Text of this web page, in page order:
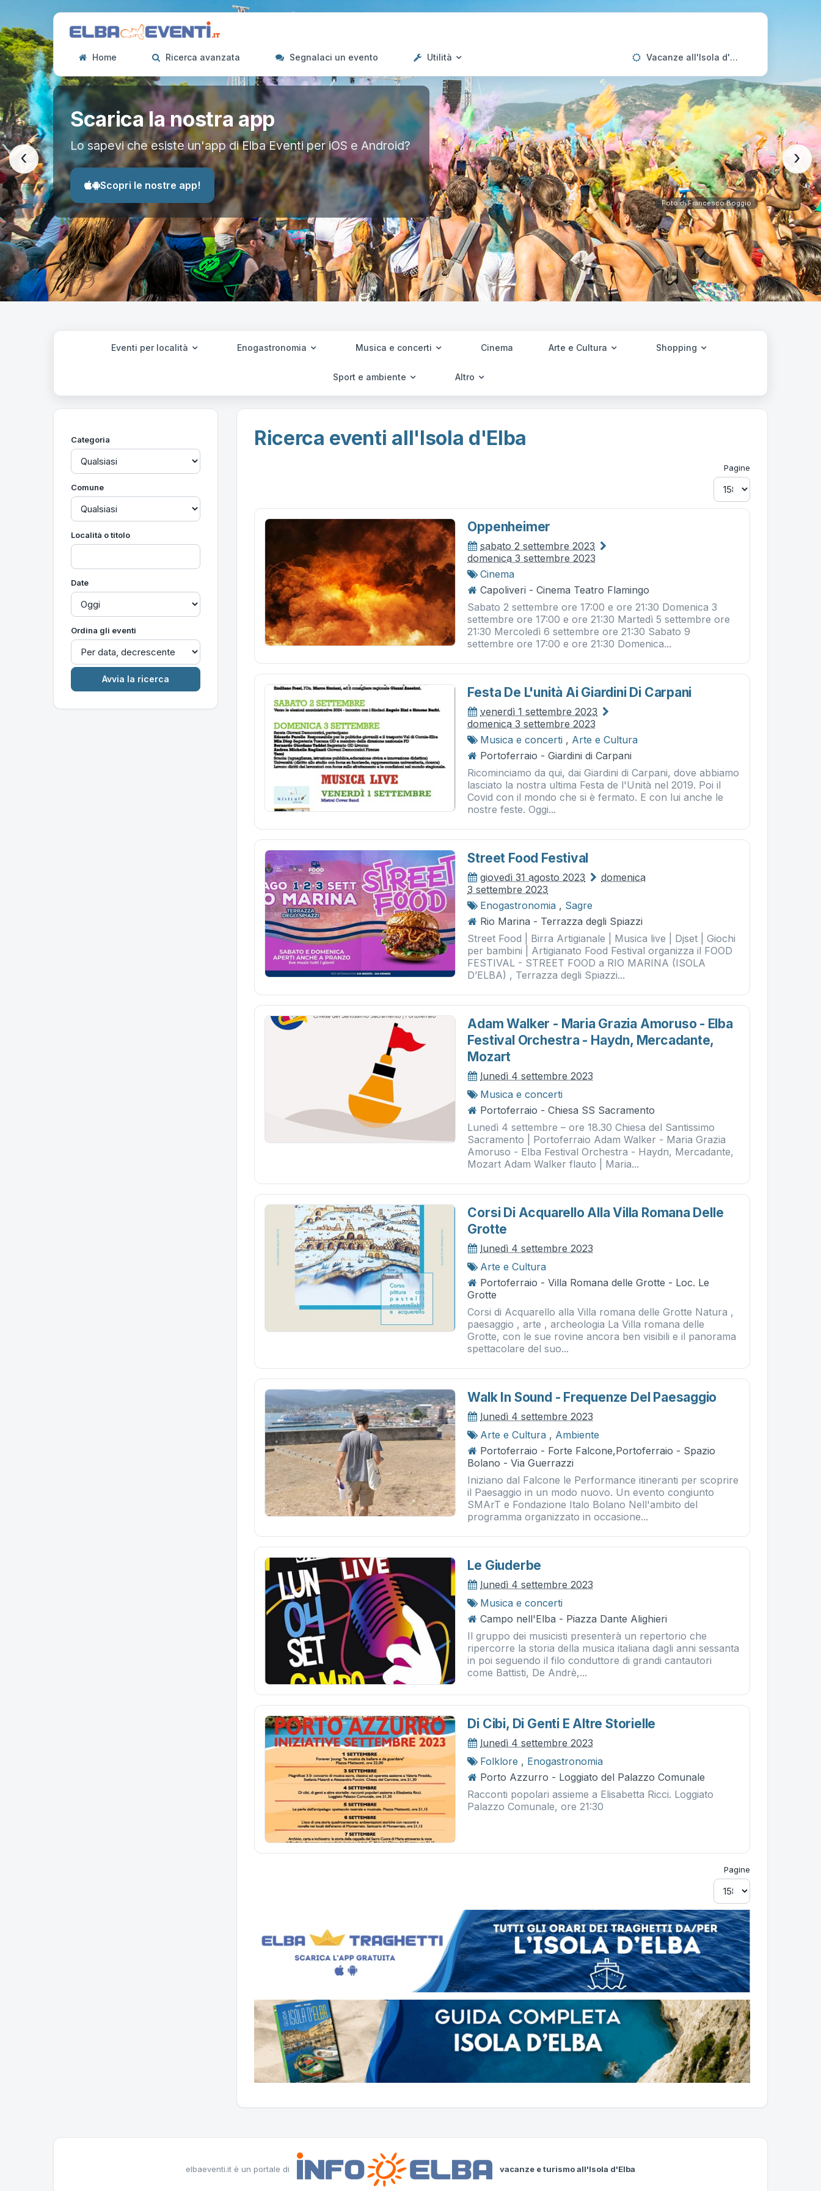
Home Ricerca avanzata Segnalaci un evento Utilità Vacanze all'Isola d'Elba
Scarica la nostra app
Lo sapevi che esiste un'app di Elba Eventi per iOS e Android?
Scopri le nostre app!
Foto di Francesco Boggio
‹ ›
Eventi per località Enogastronomia Musica e concerti Cinema Arte e Cultura Shopping
Sport e ambiente Altro
Categoria
Comune
Località o titolo
Date
Ordina gli eventi
Ricerca eventi all'Isola d'Elba
Pagine
Oppenheimer
sabato 2 settembre 2023
domenica 3 settembre 2023
Cinema
Capoliveri - Cinema Teatro Flamingo
Sabato 2 settembre ore 17:00 e ore 21:30 Domenica 3
settembre ore 17:00 e ore 21:30 Martedì 5 settembre ore
21:30 Mercoledì 6 settembre ore 21:30 Sabato 9
settembre ore 17:00 e ore 21:30 Domenica...
Festa De L'unità Ai Giardini Di Carpani
venerdì 1 settembre 2023
domenica 3 settembre 2023
Musica e concerti , Arte e Cultura
Portoferraio - Giardini di Carpani
Ricominciamo da qui, dai Giardini di Carpani, dove abbiamo
lasciato la nostra ultima Festa de l'Unità nel 2019. Poi il
Covid con il mondo che si è fermato. E con lui anche le
nostre feste. Oggi...
Street Food Festival
giovedì 31 agosto 2023
domenica
3 settembre 2023
Enogastronomia , Sagre
Rio Marina - Terrazza degli Spiazzi
Street Food | Birra Artigianale | Musica live | Djset | Giochi
per bambini | Artigianato Food Festival organizza il FOOD
FESTIVAL - STREET FOOD a RIO MARINA (ISOLA
D’ELBA) , Terrazza degli Spiazzi...
Adam Walker - Maria Grazia Amoruso - Elba
Festival Orchestra - Haydn, Mercadante,
Mozart
lunedì 4 settembre 2023
Musica e concerti
Portoferraio - Chiesa SS Sacramento
Lunedì 4 settembre – ore 18.30 Chiesa del Santissimo
Sacramento | Portoferraio Adam Walker - Maria Grazia
Amoruso - Elba Festival Orchestra - Haydn, Mercadante,
Mozart Adam Walker flauto | Maria...
Corsi Di Acquarello Alla Villa Romana Delle
Grotte
lunedì 4 settembre 2023
Arte e Cultura
Portoferraio - Villa Romana delle Grotte - Loc. Le
Grotte
Corsi di Acquarello alla Villa romana delle Grotte Natura ,
paesaggio , arte , archeologia La Villa romana delle
Grotte, con le sue rovine ancora ben visibili e il panorama
spettacolare del suo...
Walk In Sound - Frequenze Del Paesaggio
lunedì 4 settembre 2023
Arte e Cultura , Ambiente
Portoferraio - Forte Falcone,Portoferraio - Spazio
Bolano - Via Guerrazzi
Iniziano dal Falcone le Performance itineranti per scoprire
il Paesaggio in un modo nuovo. Un evento congiunto
SMArT e Fondazione Italo Bolano Nell'ambito del
programma organizzato in occasione...
Le Giuderbe
lunedì 4 settembre 2023
Musica e concerti
Campo nell'Elba - Piazza Dante Alighieri
Il gruppo dei musicisti presenterà un repertorio che
ripercorre la storia della musica italiana dagli anni sessanta
in poi seguendo il filo conduttore di grandi cantautori
come Battisti, De Andrè,...
Di Cibi, Di Genti E Altre Storielle
lunedì 4 settembre 2023
Folklore , Enogastronomia
Porto Azzurro - Loggiato del Palazzo Comunale
Racconti popolari assieme a Elisabetta Ricci. Loggiato
Palazzo Comunale, ore 21:30
Pagine
elbaeventi.it è un portale di vacanze e turismo all'Isola d'Elba